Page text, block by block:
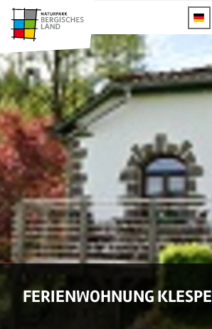
FERIENWOHNUNG KLESPE